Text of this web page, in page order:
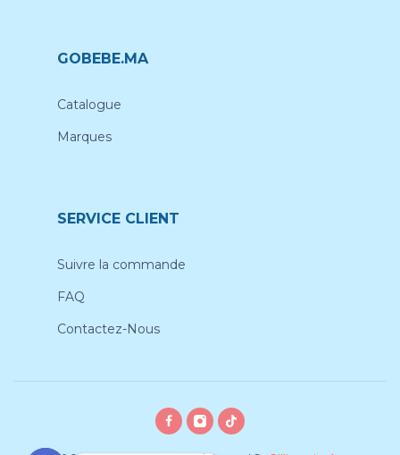
GOBEBE.MA
Catalogue
Marques
SERVICE CLIENT
Suivre la commande
FAQ
Contactez-Nous